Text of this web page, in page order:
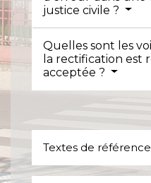
justice civile ?
Quelles sont les
la rectification est
acceptée ?
Textes de référence